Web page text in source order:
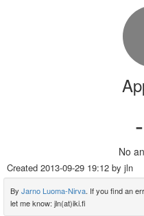
No
Created 2013-09-29 19:12 by jln
By Jarno Luoma-Nirva. If you find an
let me know: jln(at)iki.fi